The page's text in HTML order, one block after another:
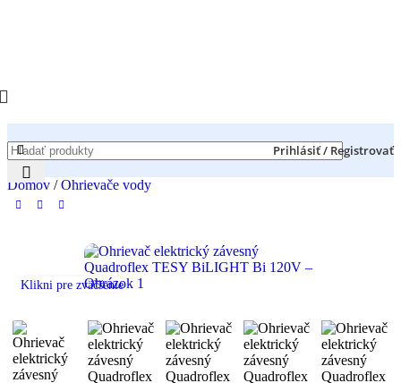
Prihlásiť / Registrovať
Domov / Ohrievače vody
Klikni pre zväčšenie